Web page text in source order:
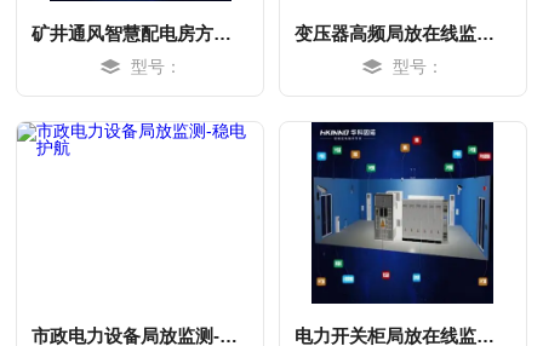
矿井通风智慧配电房方案-稳电护航
型号：
变压器高频局放在线监测系统-可视化
型号：
市政电力设备局放监测-稳电护航 电力开关柜局放在线监测系统-稳电护航